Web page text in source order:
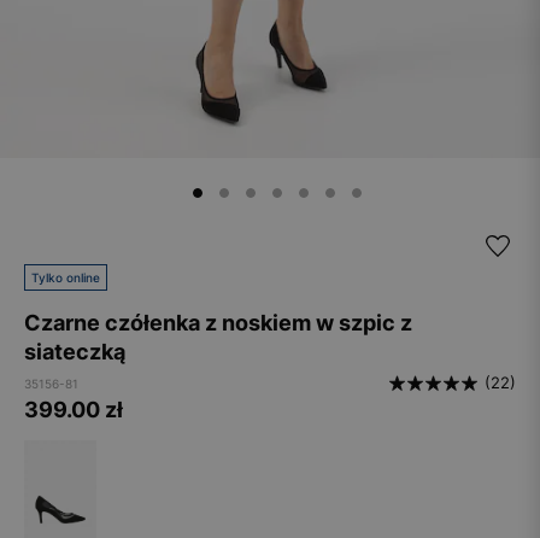
Tylko online
Czarne czółenka z noskiem w szpic z
siateczką
35156-81 (22)
399.00 zł